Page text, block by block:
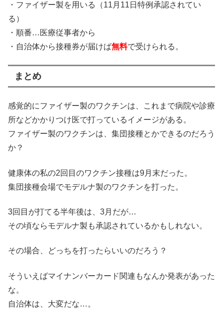
・ファイザー製を用いる（11月11日特例承認されてい
る）
・順番…医療従事者から
・自治体から接種券が届けば無料で受けられる。
まとめ
感覚的にファイザー製のワクチンは、これまで病院や診療
所などかかりつけ医で打っているイメージがある。
ファイザー製のワクチンは、集団接種とかできるのだろう
か？
健康体の私の2回目のワクチン接種は9月末だった。
集団接種会場でモデルナ製のワクチンを打った。
3回目が打てる半年後は、3月だが…
その頃ならモデルナ製も承認されているかもしれない。
その場合、どっちを打ったらいいのだろう？
そういえばマイナンバーカード関連もなんか発表があった
な。
自治体は、大変だな…。